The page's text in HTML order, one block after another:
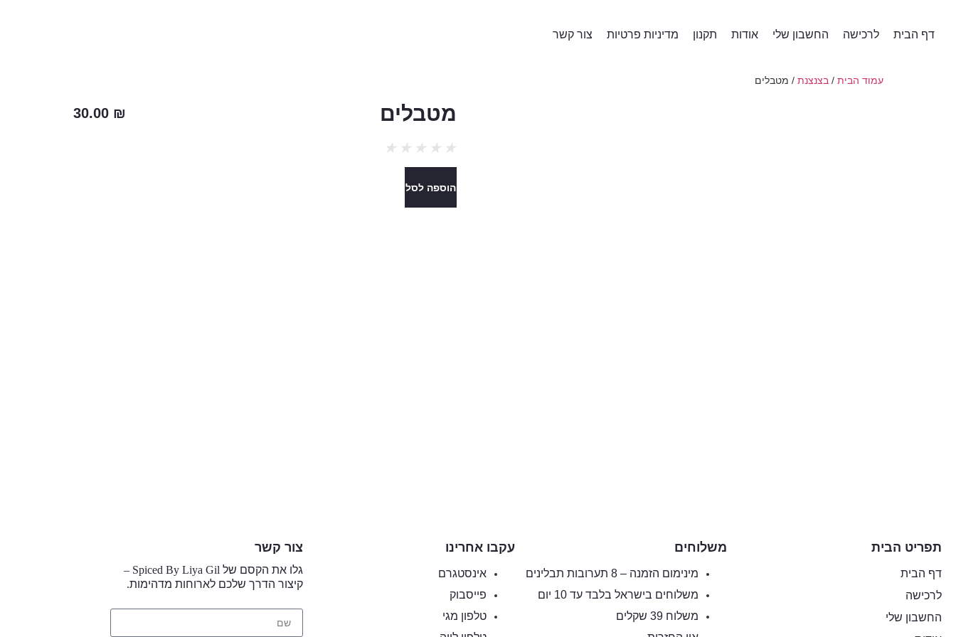
דף הבית לרכישה החשבון שלי אודות תקנון מדיניות פרטיות צור קשר
עמוד הבית / בצנצנת / מטבלים
מטבלים 30.00 ₪
★
★
★
★
★
הוספה לסל
תפריט הבית
דף הבית
לרכישה
החשבון שלי
משלוחים
מינימום הזמנה – 8 תערובות תבלינים
משלוחים בישראל בלבד עד 10 יום
משלוח 39 שקלים
עקבו אחרינו
אינסטגרם
פייסבוק
טלפון מגי
צור קשר
גלו את הקסם של Spiced By Liya Gil –
קיצור הדרך שלכם לארוחות מדהימות.